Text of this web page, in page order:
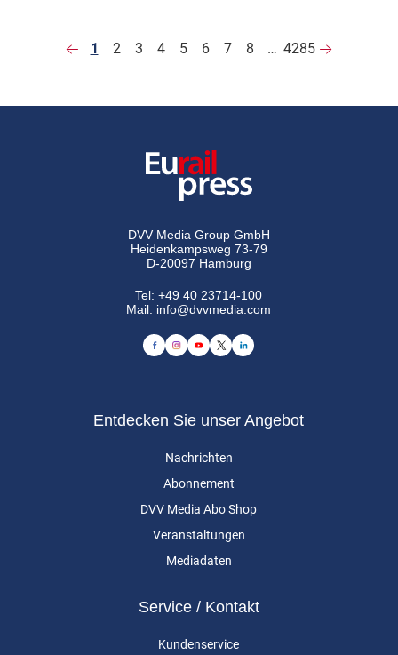
1 2 3 4 5 6 7 8 … 4285
DVV Media Group GmbH
Heidenkampsweg 73-79
D-20097 Hamburg
Tel:+49 40 23714-100
Mail: info@dvvmedia.com
Entdecken Sie unser Angebot
Nachrichten
Abonnement
DVV Media Abo Shop
Veranstaltungen
Mediadaten
Service / Kontakt
Kundenservice